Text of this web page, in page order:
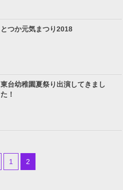
とつか元気まつり2018
東台幼稚園夏祭り出演してきまし
た！
1 2